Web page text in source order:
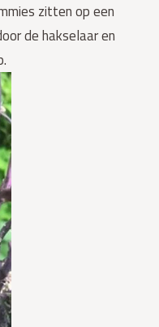
zitten op een
de hakselaar en